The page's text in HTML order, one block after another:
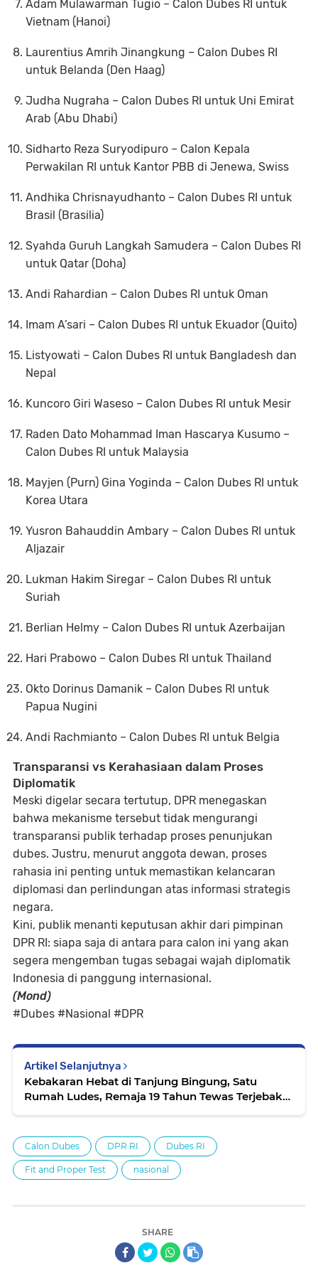
Adam Mulawarman Tugio – Calon Dubes RI untuk
Vietnam (Hanoi)
Laurentius Amrih Jinangkung – Calon Dubes RI
untuk Belanda (Den Haag)
Judha Nugraha – Calon Dubes RI untuk Uni Emirat
Arab (Abu Dhabi)
Sidharto Reza Suryodipuro – Calon Kepala
Perwakilan RI untuk Kantor PBB di Jenewa, Swiss
Andhika Chrisnayudhanto – Calon Dubes RI untuk
Brasil (Brasilia)
Syahda Guruh Langkah Samudera – Calon Dubes RI
untuk Qatar (Doha)
Andi Rahardian – Calon Dubes RI untuk Oman
Imam A’sari – Calon Dubes RI untuk Ekuador (Quito)
Listyowati – Calon Dubes RI untuk Bangladesh dan
Nepal
Kuncoro Giri Waseso – Calon Dubes RI untuk Mesir
Raden Dato Mohammad Iman Hascarya Kusumo –
Calon Dubes RI untuk Malaysia
Mayjen (Purn) Gina Yoginda – Calon Dubes RI untuk
Korea Utara
Yusron Bahauddin Ambary – Calon Dubes RI untuk
Aljazair
Lukman Hakim Siregar – Calon Dubes RI untuk
Suriah
Berlian Helmy – Calon Dubes RI untuk Azerbaijan
Hari Prabowo – Calon Dubes RI untuk Thailand
Okto Dorinus Damanik – Calon Dubes RI untuk
Papua Nugini
Andi Rachmianto – Calon Dubes RI untuk Belgia
Transparansi vs Kerahasiaan dalam Proses
Diplomatik
Meski digelar secara tertutup, DPR menegaskan
bahwa mekanisme tersebut tidak mengurangi
transparansi publik terhadap proses penunjukan
dubes. Justru, menurut anggota dewan, proses
rahasia ini penting untuk memastikan kelancaran
diplomasi dan perlindungan atas informasi strategis
negara.
Kini, publik menanti keputusan akhir dari pimpinan
DPR RI: siapa saja di antara para calon ini yang akan
segera mengemban tugas sebagai wajah diplomatik
Indonesia di panggung internasional.
(Mond)
#Dubes #Nasional #DPR
Artikel Selanjutnya
Kebakaran Hebat di Tanjung Bingung, Satu
Rumah Ludes, Remaja 19 Tahun Tewas Terjebak
Calon Dubes DPR RI Dubes RI
Fit and Proper Test nasional
SHARE